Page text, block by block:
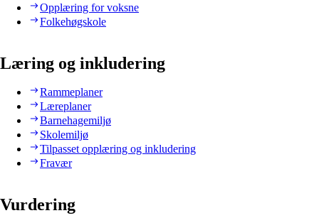
Opplæring for voksne
Folkehøgskole
Læring og inkludering
Rammeplaner
Læreplaner
Barnehagemiljø
Skolemiljø
Tilpasset opplæring og inkludering
Fravær
Vurdering